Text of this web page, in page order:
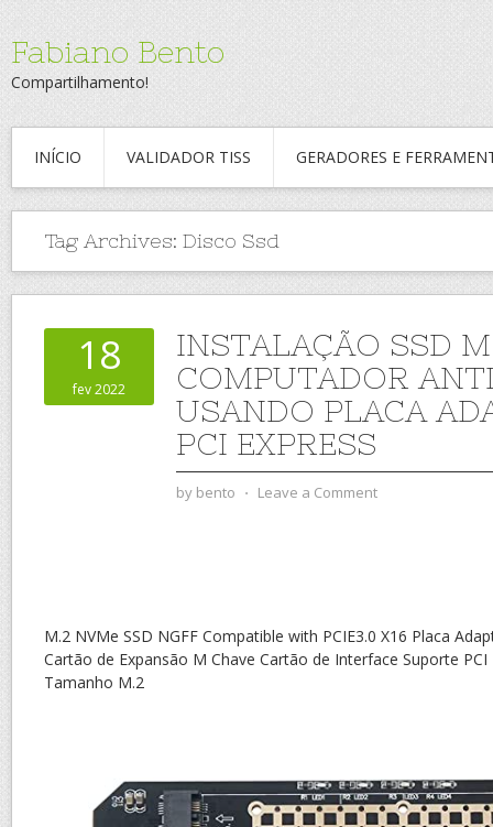
Fabiano Bento
Compartilhamento!
INÍCIO VALIDADOR TISS GERADORES E
Tag Archives: Disco Ssd
18
fev 2022
INSTALAÇÃO SSD
COMPUTADOR
USANDO PLACA
PCI EXPRESS
by bento ⋅ Leave a Comment
M.2 NVMe SSD NGFF Compatible with PCIE3.0 X16 Placa
Cartão de Expansão M Chave Cartão de Interface Suporte PCI
Tamanho M.2